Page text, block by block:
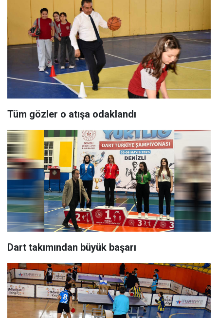
Tüm gözler o atışa odaklandı
Dart takımından büyük başarı